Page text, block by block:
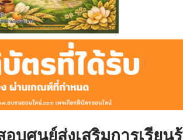
บศูนย์ส่งเสริมการเรียนรู้